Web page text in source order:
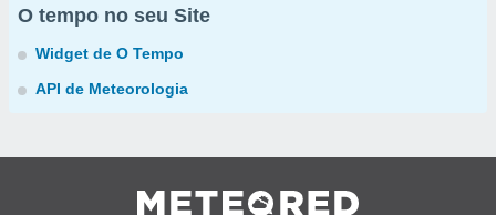
O tempo no seu Site
Widget de O Tempo
API de Meteorologia